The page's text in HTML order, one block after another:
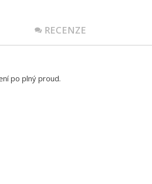
RECENZE
po plný proud.